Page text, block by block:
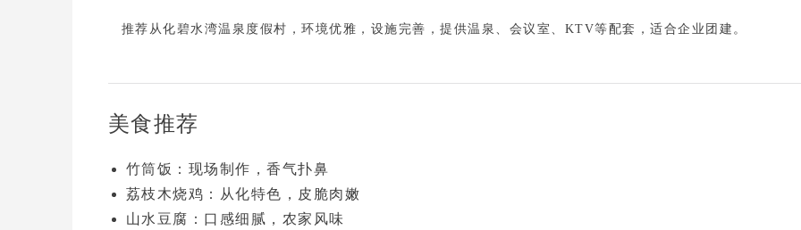
推荐 从化碧水湾温泉度假村 ，环境优雅，设施完善，提供温泉、会议室、KTV等配套，适合企业团建。
美食推荐
竹筒饭 ：现场制作，香气扑鼻
荔枝木烧鸡 ：从化特色，皮脆肉嫩
山水豆腐 ：口感细腻，农家风味